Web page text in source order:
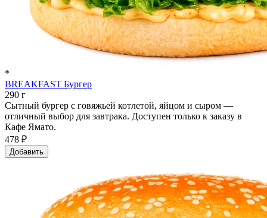
*
BREAKFAST Бургер
290 г
Сытный бургер с говяжьей котлетой, яйцом и сыром —
отличный выбор для завтрака. Доступен только к заказу в
Кафе Ямато.
478 ₽
Добавить